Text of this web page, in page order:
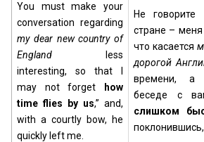
You must make your
conversation regarding
my dear new country of
England less
interesting, so that I
may not forget
how
time flies by us,” and,
with a courtly bow, he
quickly left me.
Не
стране – меня
что касается
дорогой
времени, а
беседе с
слишком